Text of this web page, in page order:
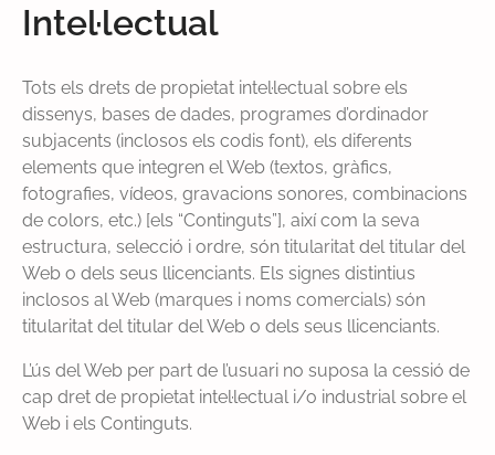
Intel·lectual
Tots els drets de propietat intel·lectual sobre els
dissenys, bases de dades, programes d’ordinador
subjacents (inclosos els codis font), els diferents
elements que integren el Web (textos, gràfics,
fotografies, vídeos, gravacions sonores, combinacions
de colors, etc.) [els “Continguts”], així com la seva
estructura, selecció i ordre, són titularitat del titular del
Web o dels seus llicenciants. Els signes distintius
inclosos al Web (marques i noms comercials) són
titularitat del titular del Web o dels seus llicenciants.
L’ús del Web per part de l’usuari no suposa la cessió de
cap dret de propietat intel·lectual i/o industrial sobre el
Web i els Continguts.